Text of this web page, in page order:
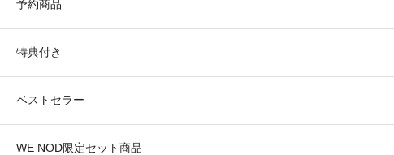
予約商品
特典付き
ベストセラー
WE NOD限定セット商品